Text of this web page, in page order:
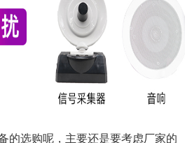
的选购呢，主要还是要考虑厂家的